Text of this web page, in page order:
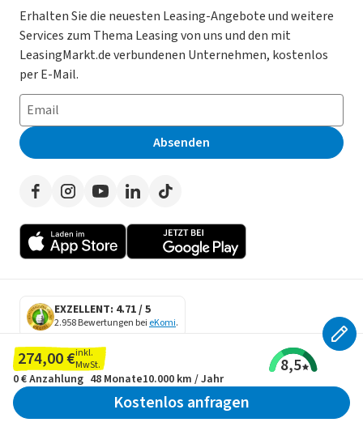
274,00 €inkl.
MwSt.
8,5
0 €Anzahlung 48 Monate10.000 km / Jahr
Kostenlos anfragen
Kooperation mit AutoScout24
AGB
Datenschutz
Impressum
Erklärung zur Barrierefreiheit
Presse
Magazin
Datenschutz-Einstellungen
So funktioniert’s
Häufig gestellte Fragen
Leasing-Lexikon
Auto-Tests
Werben auf LeasingMarkt.de
Gebrauchtwagen Leasing
Leasing ohne Anzahlung
E-Auto Leasing
Privatleasing
Leasing-Vergleiche
Herstellerverzeichnis
Händlerverzeichnis
Erhalten Sie die neuesten Leasing-Angebote und weitere
Services zum Thema Leasing von uns und den mit
LeasingMarkt.de verbundenen Unternehmen, kostenlos
per E-Mail.
Absenden
EXZELLENT: 4.71 / 5
2.958 Bewertungen bei eKomi.
SECURE DATA
SSL Encryption